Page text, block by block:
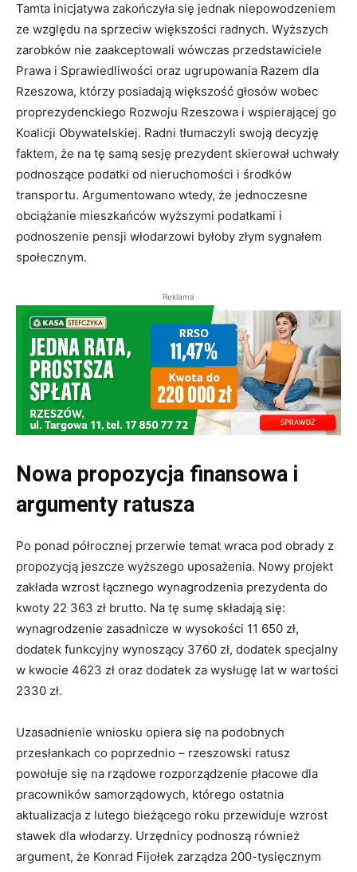
Tamta inicjatywa zakończyła się jednak niepowodzeniem
ze względu na sprzeciw większości radnych. Wyższych
zarobków nie zaakceptowali wówczas przedstawiciele
Prawa i Sprawiedliwości oraz ugrupowania Razem dla
Rzeszowa, którzy posiadają większość głosów wobec
proprezydenckiego Rozwoju Rzeszowa i wspierającej go
Koalicji Obywatelskiej. Radni tłumaczyli swoją decyzję
faktem, że na tę samą sesję prezydent skierował uchwały
podnoszące podatki od nieruchomości i środków
transportu. Argumentowano wtedy, że jednoczesne
obciążanie mieszkańców wyższymi podatkami i
podnoszenie pensji włodarzowi byłoby złym sygnałem
społecznym.
Reklama
Nowa propozycja finansowa i
argumenty ratusza
Po ponad półrocznej przerwie temat wraca pod obrady z
propozycją jeszcze wyższego uposażenia. Nowy projekt
zakłada wzrost łącznego wynagrodzenia prezydenta do
kwoty 22 363 zł brutto. Na tę sumę składają się:
wynagrodzenie zasadnicze w wysokości 11 650 zł,
dodatek funkcyjny wynoszący 3760 zł, dodatek specjalny
w kwocie 4623 zł oraz dodatek za wysługę lat w wartości
2330 zł.
Uzasadnienie wniosku opiera się na podobnych
przesłankach co poprzednio – rzeszowski ratusz
powołuje się na rządowe rozporządzenie płacowe dla
pracowników samorządowych, którego ostatnia
aktualizacja z lutego bieżącego roku przewiduje wzrost
stawek dla włodarzy. Urzędnicy podnoszą również
argument, że Konrad Fijołek zarządza 200-tysięcznym